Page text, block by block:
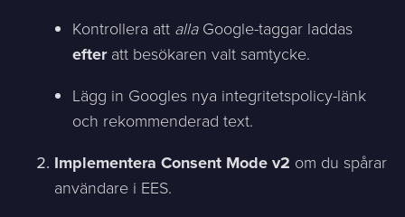
Kontrollera att allaGoogle-taggar laddas
efteratt besökaren valt samtycke.
Lägg in Googles nya integritetspolicy-länk
och rekommenderad text.
Implementera Consent Mode v2 om du spårar
användare i EES.